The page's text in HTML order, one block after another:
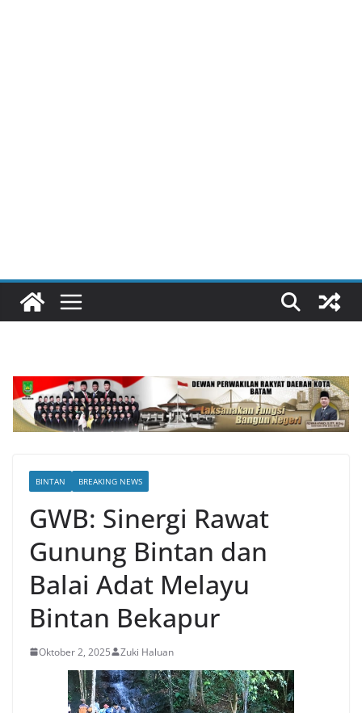
BINTAN BREAKING NEWS
GWB: Sinergi Rawat
Gunung Bintan dan
Balai Adat Melayu
Bintan Bekapur
Oktober 2, 2025 Zuki Haluan